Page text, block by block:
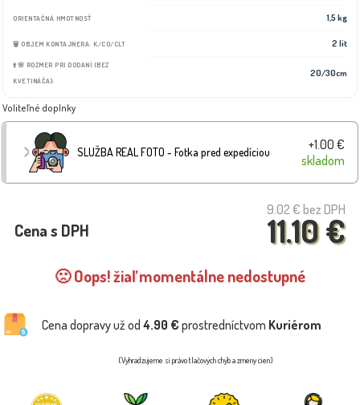
ORIENTAČNÁ HMOTNOSŤ 1,5 kg
🗑️ OBJEM KONTAJNERA: K/CO/CLT 2 lit
⬆️🌸 ROZMER PRI DODANÍ (BEZ
KVETINÁČA):
20/30cm
Voliteľné doplnky
SLUŽBA REAL FOTO - Fotka pred expedíciou
+1.00 €
skladom
9.02 € bez DPH
11.10 €
Cena s DPH
🙁 Oops! žiaľ momentálne nedostupné
Cena dopravy už od 4.90 € prostredníctvom Kuriérom
(Vyhradzujeme si právo tlačových chýb a zmeny cien)